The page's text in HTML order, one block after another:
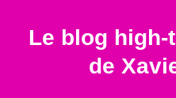
contentLe blog high-
de